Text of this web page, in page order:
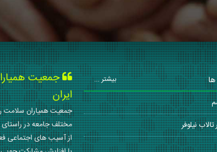
بیشتر ...
نیلوفر
جمعیت
ایران
جمعیت همیاران سلامت
مختلف جامعه در
از آسیب های اجتماعی